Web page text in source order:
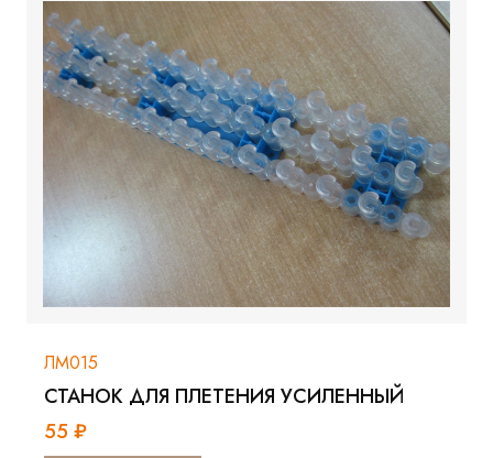
ЛМ015
СТАНОК ДЛЯ ПЛЕТЕНИЯ УСИЛЕННЫЙ
55 ₽